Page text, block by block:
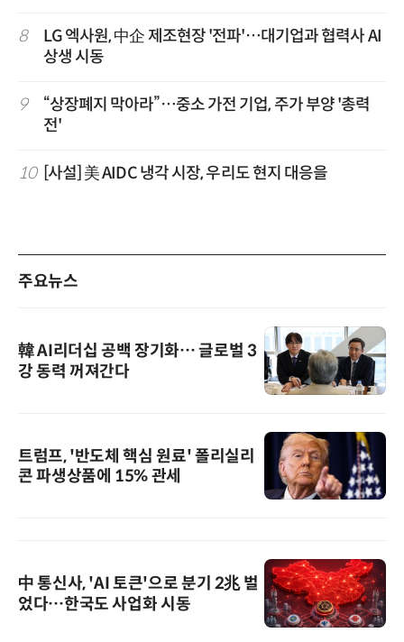
8
LG 엑사원, 中企 제조현장 '전파'…대기업과 협력사 AI
상생 시동
9
“상장폐지 막아라”…중소 가전 기업, 주가 부양 '총력
전'
10 [사설] 美 AIDC 냉각 시장, 우리도 현지 대응을
주요뉴스
韓 AI리더십 공백 장기화… 글로벌 3
강 동력 꺼져간다
트럼프, '반도체 핵심 원료' 폴리실리
콘 파생상품에 15% 관세
中 통신사, 'AI 토큰'으로 분기 2兆 벌
었다…한국도 사업화 시동